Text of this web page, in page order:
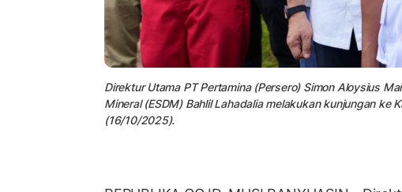
Direktur Utama PT Pertamina (Persero) Simon Aloysius
Mineral (ESDM) Bahlil Lahadalia melakukan kunjungan ke
(16/10/2025).